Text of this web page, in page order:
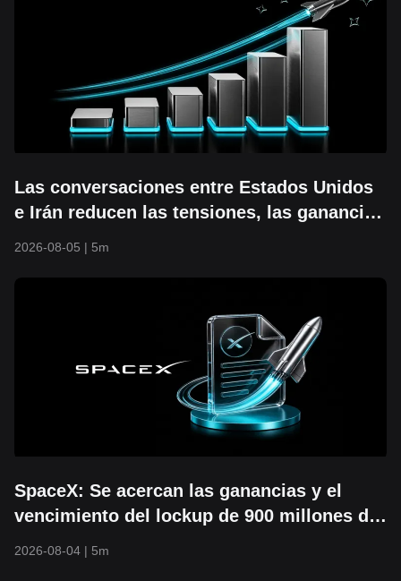
Las conversaciones entre Estados Unidos
e Irán reducen las tensiones, las ganancias
2026-08-05 | 5m
SpaceX: Se acercan las ganancias y el
vencimiento del lockup de 900 millones de
2026-08-04 | 5m